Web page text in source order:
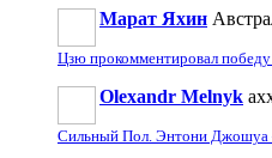
Марат Яхин
Цзю прокомментировал
Olexandr Melnyk
Сильный Пол. Энтони Джошуа